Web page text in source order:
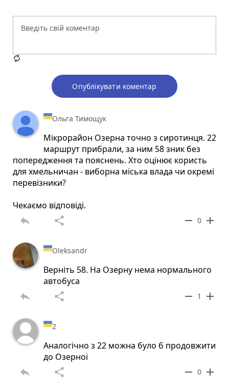
Опублікувати коментар
Ольга Тимощук
Мікрорайон Озерна точно з сиротинця. 22
маршрут прибрали, за ним 58 зник без
попередження та пояснень. Хто оцінює користь
для хмельничан - виборна міська влада чи окремі
перевізники?
Чекаємо відповіді.
reply share remove 0 add
Oleksandr
Верніть 58. На Озерну нема нормального
автобуса
reply share remove 1 add
2
Аналогічно з 22 можна було б продовжити
до Озерної
reply share remove 0 add